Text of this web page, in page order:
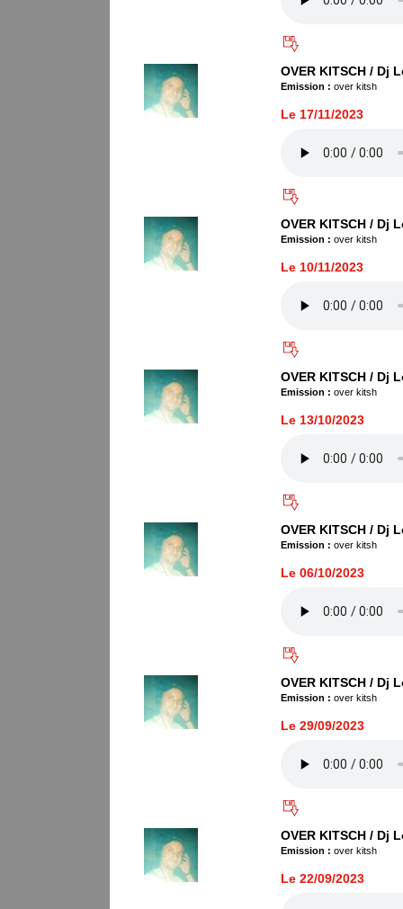
OVER KITSCH / Dj
Emission : over kitsh
Le 17/11/2023
OVER KITSCH / Dj
Emission : over kitsh
Le 10/11/2023
OVER KITSCH / Dj
Emission : over kitsh
Le 13/10/2023
OVER KITSCH / Dj
Emission : over kitsh
Le 06/10/2023
OVER KITSCH / Dj
Emission : over kitsh
Le 29/09/2023
OVER KITSCH / Dj
Emission : over kitsh
Le 22/09/2023